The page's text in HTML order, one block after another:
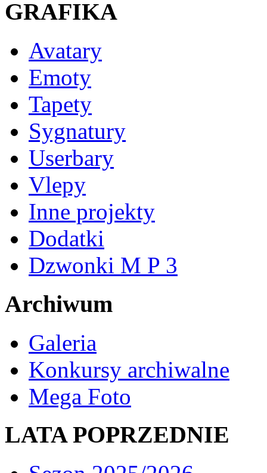
GRAFIKA
Avatary
Emoty
Tapety
Sygnatury
Userbary
Vlepy
Inne projekty
Dodatki
Dzwonki M P 3
Archiwum
Galeria
Konkursy archiwalne
Mega Foto
LATA POPRZEDNIE